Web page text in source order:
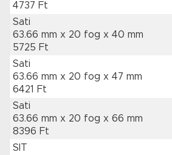
4737 Ft
Sati
63.66 mm x 20 fog x 40 mm
5725 Ft
Sati
63.66 mm x 20 fog x 47 mm
6421 Ft
Sati
63.66 mm x 20 fog x 66 mm
8396 Ft
SIT